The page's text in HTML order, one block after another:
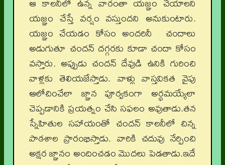
యజ్ఞం చేస్తే వర్షం వస్తుందని అనుకుంటారు.
యజ్ఞం చేయడం కోసం అందరినీ చందాలు
అడుగుతూ చందన్ దగ్గరకు కూడా చందా కోసం
వస్తారు. అప్పుడు చందన్ దేవుడి ఉనికి గురించి
వాళ్లకు తెలియజేస్తాడు. వాళ్లు వాస్తవికత వైపు
ఆలోచించేలా జ్ఞాన పూర్వకంగా అర్థమయ్యేలా
చెప్పడానికి ప్రయత్నం చేసి సఫలం అవుతాడు.తన
స్నేహితుల సహాయంతో చందన్ కాలనీలో చిన్న
పాఠశాల ప్రారంభిస్తాడు. వారికి చదువు నేర్పించి
అక్షర జ్ఞానం అందించడం మొదలు పెడతాడు.ఇదే